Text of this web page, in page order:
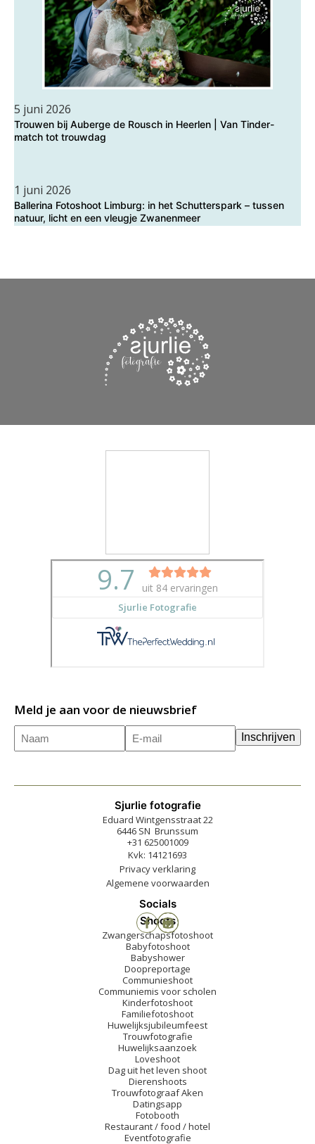
5 juni 2026
Trouwen bij Auberge de Rousch in Heerlen | Van Tinder-
match tot trouwdag
1 juni 2026
Ballerina Fotoshoot Limburg: in het Schutterspark – tussen
natuur, licht en een vleugje Zwanenmeer
Meld je aan voor de nieuwsbrief
Naam
E-
mailadres(Vereist)
Inschrijven
Sjurlie fotografie
Eduard Wintgensstraat 22
6446 SN Brunssum
+31 625001009
Kvk: 14121693
Privacy verklaring
Algemene voorwaarden
Socials
Shoots
Zwangerschapsfotoshoot
Babyfotoshoot
Babyshower
Doopreportage
Communieshoot
Communiemis voor scholen
Kinderfotoshoot
Familiefotoshoot
Huwelijksjubileumfeest
Trouwfotografie
Huwelijksaanzoek
Loveshoot
Dag uit het leven shoot
Dierenshoots
Trouwfotograaf Aken
Datingsapp
Fotobooth
Restaurant / food / hotel
Eventfotografie